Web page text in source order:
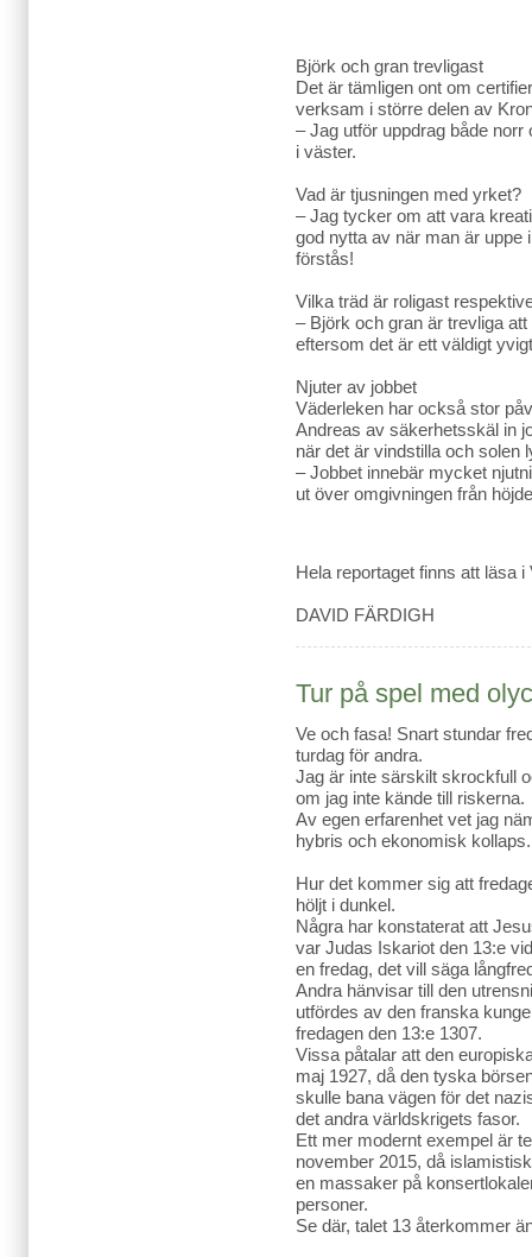
Björk och gran trevligast
Det är tämligen ont om
verksam i större delen av
– Jag utför uppdrag både
i väster.
Vad är tjusningen med yrket?
– Jag tycker om att vara
god nytta av när man är uppe
förstås!
Vilka träd är roligast
– Björk och gran är trevliga
eftersom det är ett väldigt
Njuter av jobbet
Väderleken har också stor
Andreas av säkerhetsskäl in
när det är vindstilla och solen
– Jobbet innebär mycket
ut över omgivningen från
Hela reportaget finns att läsa
DAVID FÄRDIGH
Tur på spel med
Ve och fasa! Snart stundar
turdag för andra.
Jag är inte särskilt skrockfull
om jag inte kände till riskerna.
Av egen erfarenhet vet jag
hybris och ekonomisk kollaps.
Hur det kommer sig att
höljt i dunkel.
Några har konstaterat att
var Judas Iskariot den 13:e
en fredag, det vill säga
Andra hänvisar till den
utfördes av den franska
fredagen den 13:e 1307.
Vissa påtalar att den
maj 1927, då den tyska
skulle bana vägen för det
det andra världskrigets fasor.
Ett mer modernt exempel är
november 2015, då
en massaker på
personer.
Se där, talet 13 återkommer